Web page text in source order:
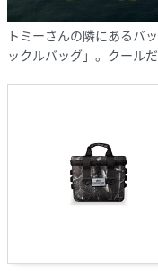
トミーさんの隣にあるバ
ックルバッグ」。クール